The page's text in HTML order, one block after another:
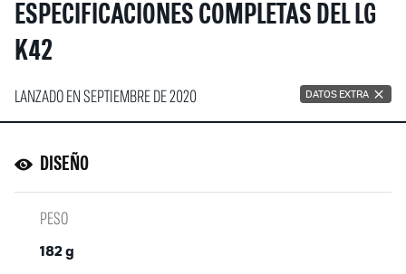
ESPECIFICACIONES COMPLETAS DEL LG
K42
LANZADO EN SEPTIEMBRE DE 2020 DATOS EXTRA
DISEÑO
PESO
182 g